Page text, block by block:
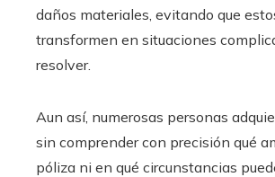
daños materiales, evitando que
transformen en situaciones
resolver.
Aun así, numerosas personas
sin comprender con precisión qué
póliza ni en qué circunstancias